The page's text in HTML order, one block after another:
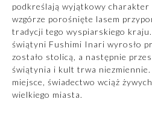
podkreślają wyjątkowy charakter
wzgórze porośnięte lasem
tradycji tego wyspiarskiego
świątyni Fushimi Inari wyrosło
zostało stolicą, a następnie
świątynia i kult trwa
miejsce, świadectwo wciąż
wielkiego miasta.